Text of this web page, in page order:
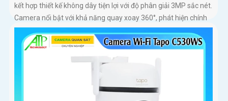
kết hợp thiết kế không dây tiện lợi với độ phân giải 3MP sắc nét.
Camera nổi bật với khả năng quay xoay 360°, phát hiện chính
xác người và phương tiện, cảnh báo tức thì bằng đèn nháy và
còi hú